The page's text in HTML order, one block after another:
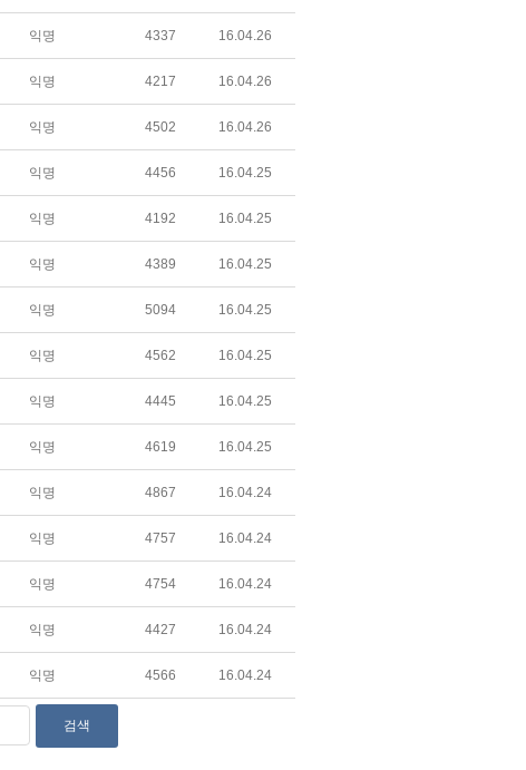
익명 4337 16.04.26
익명 4217 16.04.26
익명 4502 16.04.26
익명 4456 16.04.25
익명 4192 16.04.25
익명 4389 16.04.25
익명 5094 16.04.25
익명 4562 16.04.25
익명 4445 16.04.25
익명 4619 16.04.25
익명 4867 16.04.24
익명 4757 16.04.24
익명 4754 16.04.24
익명 4427 16.04.24
익명 4566 16.04.24